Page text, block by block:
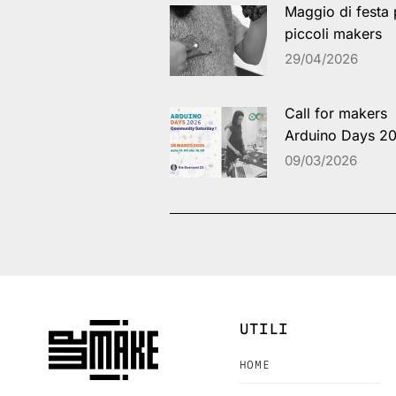
Maggio di festa
piccoli makers
29/04/2026
Call for makers
Arduino Days
09/03/2026
UTILI
HOME